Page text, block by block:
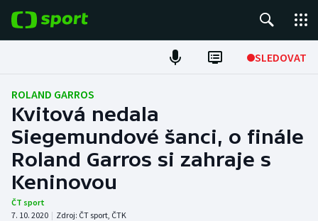
SLEDOVAT
Fotbal
Hokej
Tenis
Atletika
ROLAND GARROS
Kvitová nedala
Siegemundové šanci, o finále
Roland Garros si zahraje s
Keninovou
ČT sport
7. 10. 2020 | Zdroj: ČT sport, ČTK